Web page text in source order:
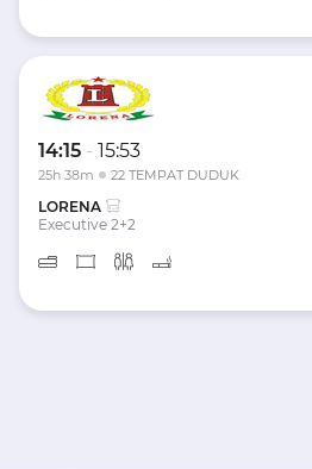
14:15 - 15:53
25h 38m 22 TEMPAT DUDUK
LORENA
Executive 2+2